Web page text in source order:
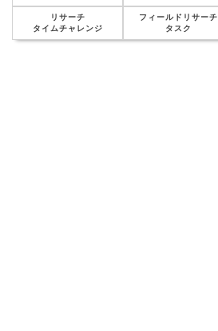
リサーチ
タイムチャレンジ
フィールドリサーチ
タスク